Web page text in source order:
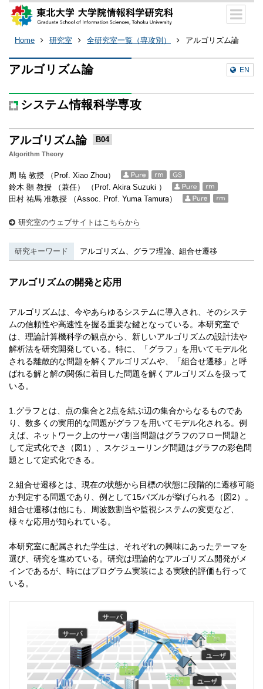
Home 研究室 全研究室一覧（専攻別） アルゴリズム論
アルゴリズム論 EN
システム情報科学専攻
アルゴリズム論 B04
Algorithm Theory
周 暁 教授 （Prof. Xiao Zhou）
鈴木 顕 教授 （兼任） （Prof. Akira Suzuki ）
田村 祐馬 准教授 （Assoc. Prof. Yuma Tamura）
研究室のウェブサイトはこちらから
研究キーワード アルゴリズム、グラフ理論、組合せ遷移
アルゴリズムの開発と応用
アルゴリズムは、今やあらゆるシステムに導入され、そのシステ
ムの信頼性や高速性を握る重要な鍵となっている。本研究室で
は、理論計算機科学の観点から、新しいアルゴリズムの設計法や
解析法を研究開発している。特に、「グラフ」を用いてモデル化
される離散的な問題を解くアルゴリズムや、「組合せ遷移」と呼
ばれる解と解の関係に着目した問題を解くアルゴリズムを扱って
いる。
1.グラフとは、点の集合と2点を結ぶ辺の集合からなるものであ
り、数多くの実用的な問題がグラフを用いてモデル化される。例
えば、ネットワーク上のサーバ割当問題はグラフのフロー問題と
して定式化でき（図1）、スケジューリング問題はグラフの彩色問
題として定式化できる。
2.組合せ遷移とは、現在の状態から目標の状態に段階的に遷移可能
か判定する問題であり、例として15パズルが挙げられる（図2）。
組合せ遷移は他にも、周波数割当や監視システムの変更など、
様々な応用が知られている。
本研究室に配属された学生は、それぞれの興味にあったテーマを
選び、研究を進めている。研究は理論的なアルゴリズム開発がメ
インであるが、時にはプログラム実装による実験的評価も行って
いる。